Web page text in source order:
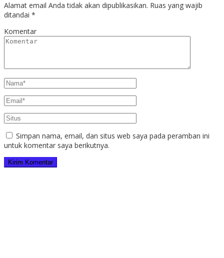
Alamat email Anda tidak akan dipublikasikan. Ruas yang wajib
ditandai *
Komentar
Simpan nama, email, dan situs web saya pada peramban ini
untuk komentar saya berikutnya.